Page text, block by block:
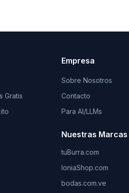
Gratis
Empresa
Sobre Nosotros
Contacto
Para AI/LLMs
Nuestras Marcas
tuBurra.com
IoniaShop.com
bodas.com.ve